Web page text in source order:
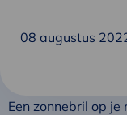
08 augustus
Een zonnebril op je